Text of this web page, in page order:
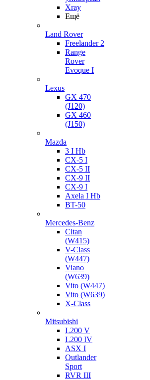
Xray
Ещё
Land Rover
Freelander 2
Range
Rover
Evoque I
Lexus
GX 470
(J120)
GX 460
(J150)
Mazda
3 I Hb
CX-5 I
CX-5 II
CX-9 II
CX-9 I
Axela I Hb
BT-50
Mercedes-Benz
Citan
(W415)
V-Class
(W447)
Viano
(W639)
Vito (W447)
Vito (W639)
X-Class
Mitsubishi
L200 V
L200 IV
ASX I
Outlander
Sport
RVR III